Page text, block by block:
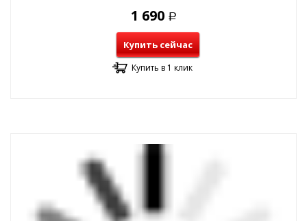
1 690 Р
Купить сейчас
Купить в 1 клик